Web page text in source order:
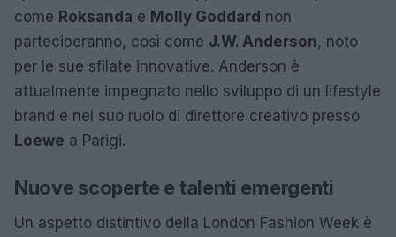
come Roksanda e Molly Goddard non
parteciperanno, così come J.W. Anderson, noto
per le sue sfilate innovative. Anderson è
attualmente impegnato nello sviluppo di un lifestyle
brand e nel suo ruolo di direttore creativo presso
Loewe a Parigi.
Nuove scoperte e talenti emergenti
Un aspetto distintivo della London Fashion Week è